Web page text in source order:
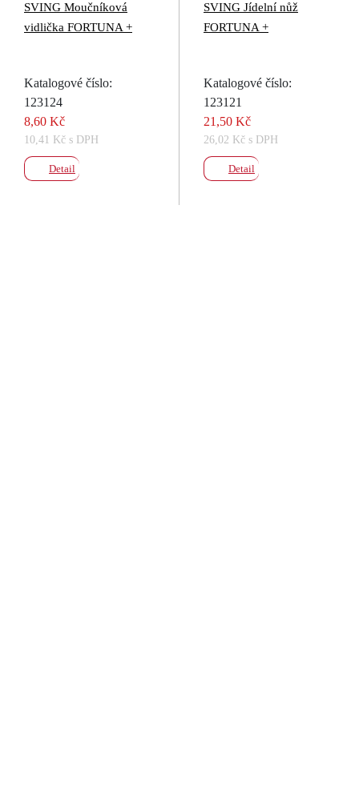
SVING Moučníková
vidlička FORTUNA +
Katalogové číslo:
123124
8,60 Kč
10,41 Kč s DPH
Detail
SVING Jídelní nůž
FORTUNA +
Katalogové číslo:
123121
21,50 Kč
26,02 Kč s DPH
Detail